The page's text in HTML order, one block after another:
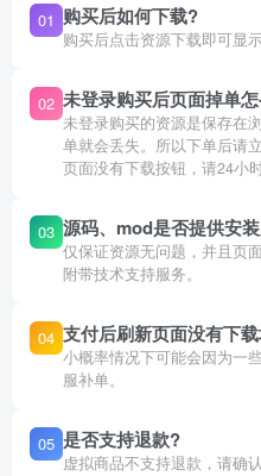
01 购买后如何下载?
购买后点击资源下载即可显
02 未登录购买后页面掉单
未登录购买的资源是保存在
单就会丢失。所以下单后请
页面没有下载按钮，请24小
03 源码、mod是否提供安
仅保证资源无问题，并且页
附带技术支持服务。
04 支付后刷新页面没有下
小概率情况下可能会因为一
服补单。
05 是否支持退款?
虚拟商品不支持退款，请确